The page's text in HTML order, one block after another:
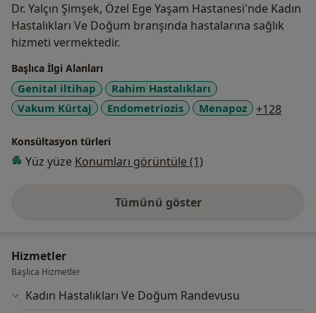
Dr. Yalçın Şimşek, Özel Ege Yaşam Hastanesi'nde Kadın
Hastalıkları Ve Doğum branşında hastalarına sağlık
hizmeti vermektedir.
Başlıca İlgi Alanları
Genital iltihap
Rahim Hastalıkları
Vakum Kürtaj
Endometriozis Menapoz +128
Konsültasyon türleri
Yüz yüze Konumları görüntüle (1)
Tümünü gösterdeneyim hakkında
Hizmetler
Başlıca Hizmetler
Kadın Hastalıkları Ve Doğum Randevusu